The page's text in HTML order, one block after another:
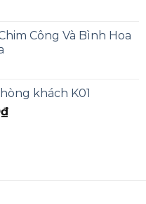
Công Và Bình Hoa
khách K01
₫